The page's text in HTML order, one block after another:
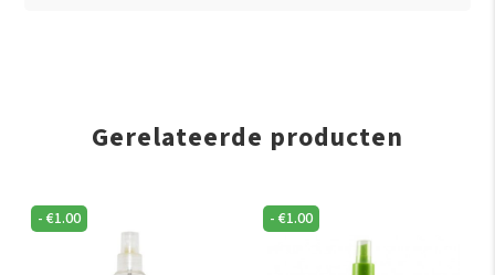
Gerelateerde producten
-€1.00 -€1.00